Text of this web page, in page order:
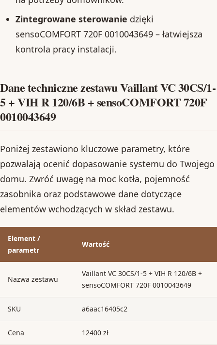
Zintegrowane sterowanie dzięki
sensoCOMFORT 720F 0010043649 – łatwiejsza
kontrola pracy instalacji.
Dane techniczne zestawu Vaillant VC 30CS/1-
5 + VIH R 120/6B + sensoCOMFORT 720F
0010043649
Poniżej zestawiono kluczowe parametry, które
pozwalają ocenić dopasowanie systemu do Twojego
domu. Zwróć uwagę na moc kotła, pojemność
zasobnika oraz podstawowe dane dotyczące
elementów wchodzących w skład zestawu.
Element /
parametr
Wartość
Nazwa zestawu
Vaillant VC 30CS/1-5 + VIH R 120/6B +
sensoCOMFORT 720F 0010043649
SKU a6aac16405c2
Cena 12400 zł